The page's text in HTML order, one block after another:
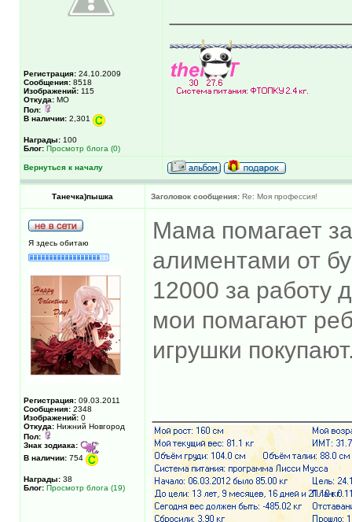
Регистрация: 24.10.2009
Сообщения: 8518
Изображений: 115
Откуда: МО
Пол:
В наличии: 2,301
Награды: 100
Блог: Просмотр блога (0)
Вернуться к началу
Танечка)пышка Заголовок сообщения: Re: Моя профессия!
Я здесь обитаю
Регистрация: 09.03.2011
Сообщения: 2348
Изображений: 0
Откуда: Нижний Новгород
Пол:
Знак зодиака:
В наличии: 754
Награды: 38
Блог: Просмотр блога (19)
Мама помагает
алиментами от
12000 за работу
мои помагают
игрушки